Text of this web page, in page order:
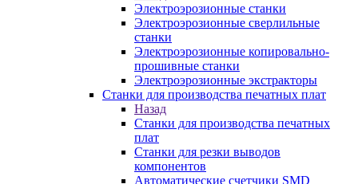
Электроэрозионные станки
Электроэрозионные сверлильные
станки
Электроэрозионные копировально-
прошивные станки
Электроэрозионные экстракторы
Станки для производства печатных плат
Назад
Станки для производства печатных
плат
Станки для резки выводов
компонентов
Автоматические счетчики SMD